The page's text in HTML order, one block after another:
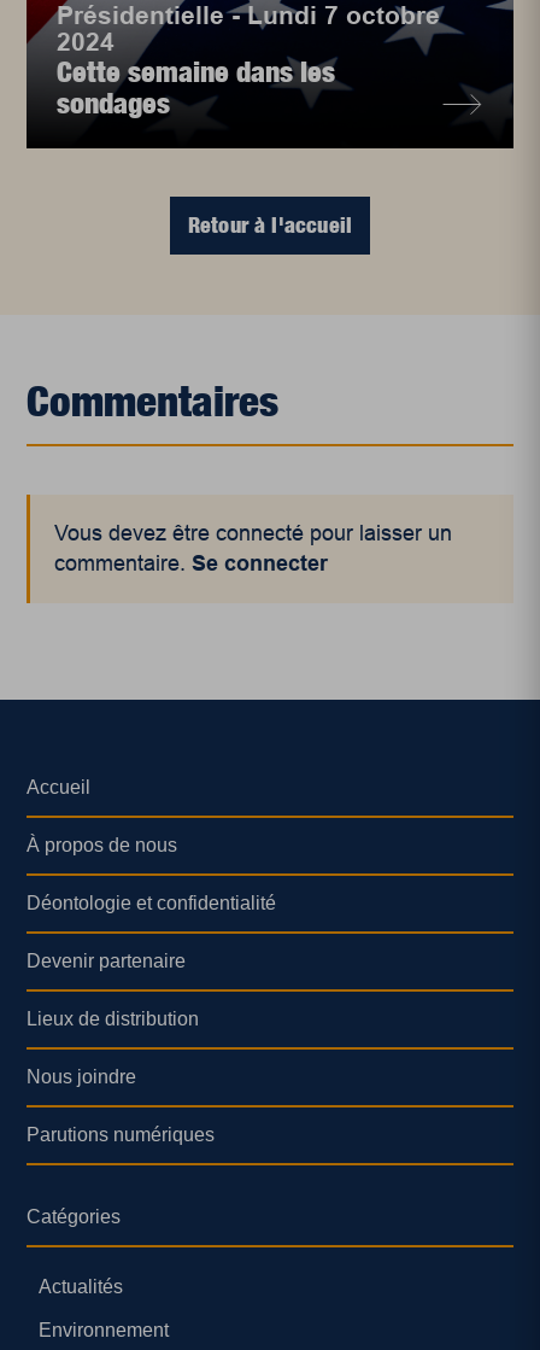
Présidentielle - Lundi 7 octobre
2024
Cette semaine dans les
sondages
Retour à l'accueil
Commentaires
Vous devez être connecté pour laisser un
commentaire.Se connecter
Accueil
À propos de nous
Déontologie et confidentialité
Devenir partenaire
Lieux de distribution
Nous joindre
Parutions numériques
Catégories
Actualités
Environnement